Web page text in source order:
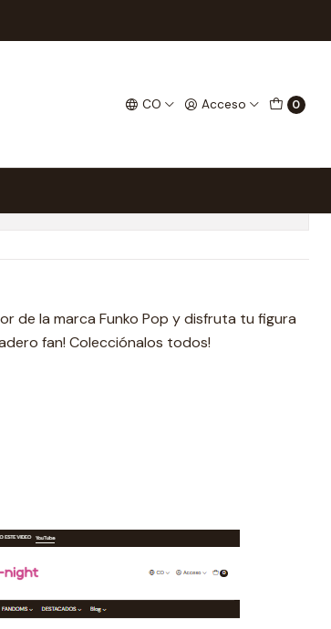
CO Acceso 0
1028
de la marca Funko Pop y disfruta tu figura
fan! Colecciónalos todos!